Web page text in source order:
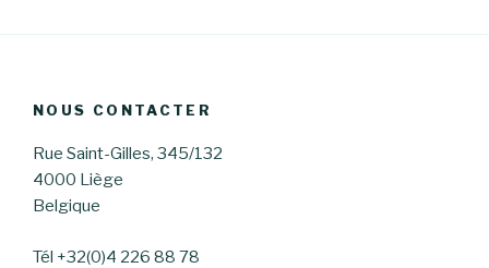
NOUS CONTACTER
Rue Saint-Gilles, 345/132
4000 Liège
Belgique
Tél +32(0)4 226 88 78